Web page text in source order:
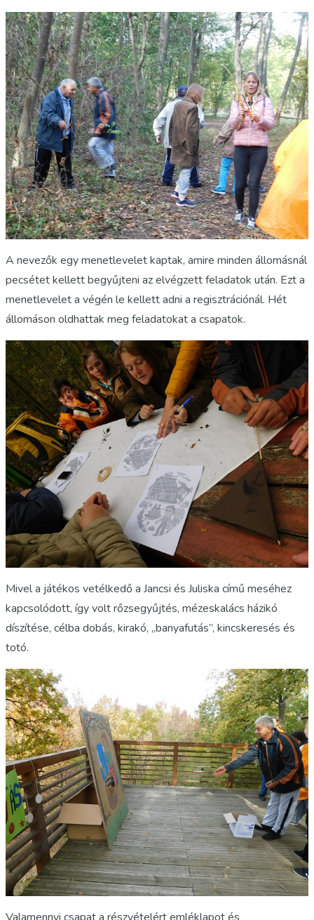
A nevezők egy menetlevelet kaptak, amire minden állomásnál
pecsétet kellett begyűjteni az elvégzett feladatok után. Ezt a
menetlevelet a végén le kellett adni a regisztrációnál. Hét
állomáson oldhattak meg feladatokat a csapatok.
Mivel a játékos vetélkedő a Jancsi és Juliska című meséhez
kapcsolódott, így volt rőzsegyűjtés, mézeskalács házikó
díszítése, célba dobás, kirakó, „banyafutás”, kincskeresés és
totó.